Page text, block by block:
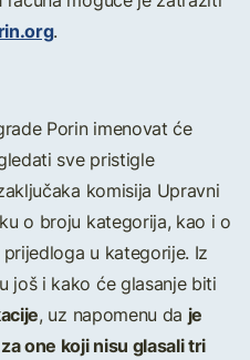
.
Porin imenovat će
sve pristigle
komisija Upravni
o broju kategorija, kao i o
u kategorije. Iz
još i kako će glasanje biti
, uz napomenu da je
one koji nisu glasali tri